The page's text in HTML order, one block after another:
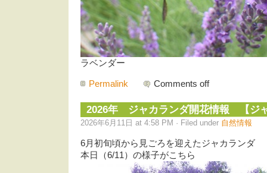
ラベンダー
Permalink Comments off
2026年 ジャカランダ開花情報 【ジ
2026年6月11日 at 4:58 PM · Filed under 自然情報
6月初旬頃から見ごろを迎えたジャカランダ
本日（6/11）の様子がこちら